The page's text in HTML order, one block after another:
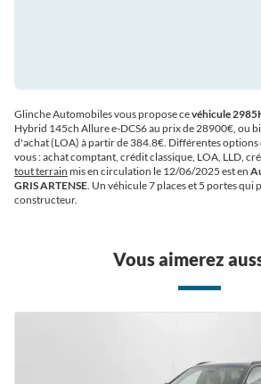
Glinche Automobiles vous propose cevéhicule
Hybrid 145ch Allure e-DCS6 au prix de 28900€, ou
d'achat (LOA) à partir de 384.8€. Différentes
vous : achat comptant, crédit classique, LOA, LLD,
tout terrain mis en circulation le 12/06/2025 est en
GRIS ARTENSE. Un véhicule 7 places et 5 portes qui
constructeur.
Vous aimerez